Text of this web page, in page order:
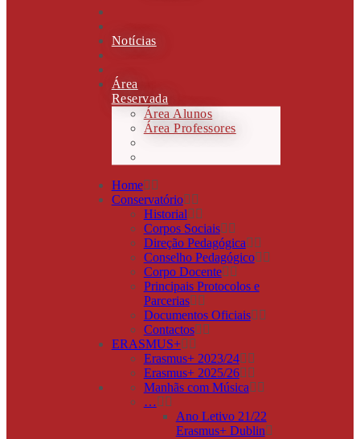
Notícias
Área
Reservada
Área Alunos
Área Professores
Home
Conservatório
Historial
Corpos Sociais
Direção Pedagógica
Conselho Pedagógico
Corpo Docente
Principais Protocolos e
Parcerias
Documentos Oficiais
Contactos
ERASMUS+
Erasmus+ 2023/24
Erasmus+ 2025/26
Manhãs com Música
…
Ano Letivo 21/22
Erasmus+ Dublin